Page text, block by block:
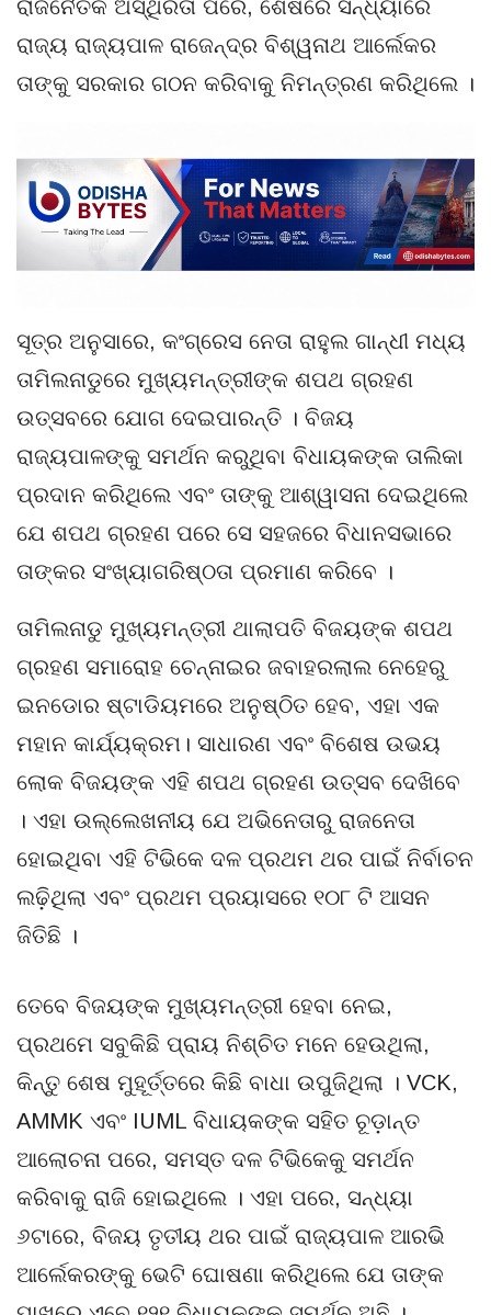
ରାଜନୈତିକ ଅସ୍ଥିରତା ପରେ, ଶେଷରେ ସନ୍ଧ୍ୟାରେ
ରାଜ୍ୟ ରାଜ୍ୟପାଳ ରାଜେନ୍ଦ୍ର ବିଶ୍ୱନାଥ ଆର୍ଲେକର
ତାଙ୍କୁ ସରକାର ଗଠନ କରିବାକୁ ନିମନ୍ତ୍ରଣ କରିଥିଲେ ।
ସୂତ୍ର ଅନୁସାରେ, କଂଗ୍ରେସ ନେତା ରାହୁଲ ଗାନ୍ଧୀ ମଧ୍ୟ
ତାମିଲନାଡୁରେ ମୁଖ୍ୟମନ୍ତ୍ରୀଙ୍କ ଶପଥ ଗ୍ରହଣ
ଉତ୍ସବରେ ଯୋଗ ଦେଇପାରନ୍ତି । ବିଜୟ
ରାଜ୍ୟପାଳଙ୍କୁ ସମର୍ଥନ କରୁଥିବା ବିଧାୟକଙ୍କ ତାଲିକା
ପ୍ରଦାନ କରିଥିଲେ ଏବଂ ତାଙ୍କୁ ଆଶ୍ୱାସନା ଦେଇଥିଲେ
ଯେ ଶପଥ ଗ୍ରହଣ ପରେ ସେ ସହଜରେ ବିଧାନସଭାରେ
ତାଙ୍କର ସଂଖ୍ୟାଗରିଷ୍ଠତା ପ୍ରମାଣ କରିବେ ।
ତାମିଲନାଡୁ ମୁଖ୍ୟମନ୍ତ୍ରୀ ଥାଲାପତି ବିଜୟଙ୍କ ଶପଥ
ଗ୍ରହଣ ସମାରୋହ ଚେନ୍ନାଇର ଜବାହରଲାଲ ନେହେରୁ
ଇନଡୋର ଷ୍ଟାଡିୟମରେ ଅନୁଷ୍ଠିତ ହେବ, ଏହା ଏକ
ମହାନ କାର୍ଯ୍ୟକ୍ରମ। ସାଧାରଣ ଏବଂ ବିଶେଷ ଉଭୟ
ଲୋକ ବିଜୟଙ୍କ ଏହି ଶପଥ ଗ୍ରହଣ ଉତ୍ସବ ଦେଖିବେ
। ଏହା ଉଲ୍ଲେଖନୀୟ ଯେ ଅଭିନେତାରୁ ରାଜନେତା
ହୋଇଥିବା ଏହି ଟିଭିକେ ଦଳ ପ୍ରଥମ ଥର ପାଇଁ ନିର୍ବାଚନ
ଲଢ଼ିଥିଲା ​​ଏବଂ ପ୍ରଥମ ପ୍ରୟାସରେ ୧୦୮ ଟି ଆସନ
ଜିତିଛି ।
ତେବେ ବିଜୟଙ୍କ ମୁଖ୍ୟମନ୍ତ୍ରୀ ହେବା ନେଇ,
ପ୍ରଥମେ ସବୁକିଛି ପ୍ରାୟ ନିଶ୍ଚିତ ମନେ ହେଉଥିଲା,
କିନ୍ତୁ ଶେଷ ମୁହୂର୍ତ୍ତରେ କିଛି ବାଧା ଉପୁଜିଥିଲା । VCK,
AMMK ଏବଂ IUML ବିଧାୟକଙ୍କ ସହିତ ଚୂଡ଼ାନ୍ତ
ଆଲୋଚନା ପରେ, ସମସ୍ତ ଦଳ ଟିଭିକେକୁ ସମର୍ଥନ
କରିବାକୁ ରାଜି ହୋଇଥିଲେ । ଏହା ପରେ, ସନ୍ଧ୍ୟା
୬ଟାରେ, ବିଜୟ ତୃତୀୟ ଥର ପାଇଁ ରାଜ୍ୟପାଳ ଆରଭି
ଆର୍ଲେକରଙ୍କୁ ଭେଟି ଘୋଷଣା କରିଥିଲେ ଯେ ତାଙ୍କ